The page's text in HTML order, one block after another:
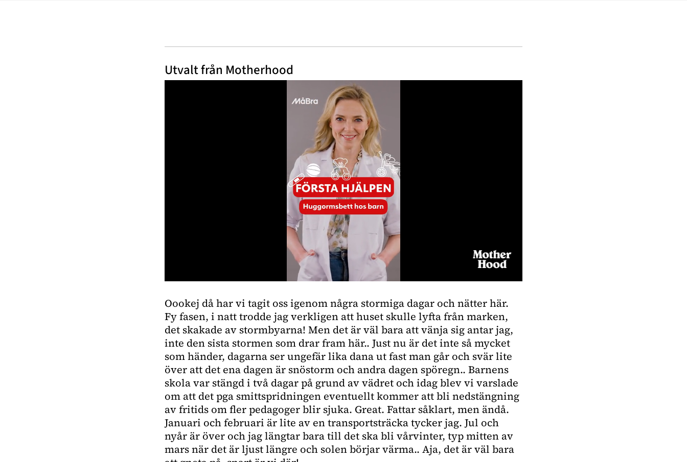
Utvalt från Motherhood
of
1
minute,
18
secondsVolume
0%
Oookej då har vi tagit oss igenom några stormiga dagar och nätter här.
Fy fasen, i natt trodde jag verkligen att huset skulle lyfta från marken,
det skakade av stormbyarna! Men det är väl bara att vänja sig antar jag,
inte den sista stormen som drar fram här.. Just nu är det inte så mycket
som händer, dagarna ser ungefär lika dana ut fast man går och svär lite
över att det ena dagen är snöstorm och andra dagen spöregn.. Barnens
skola var stängd i två dagar på grund av vädret och idag blev vi varslade
om att det pga smittspridningen eventuellt kommer att bli nedstängning
av fritids om fler pedagoger blir sjuka. Great. Fattar såklart, men ändå.
Januari och februari är lite av en transportsträcka tycker jag. Jul och
nyår är över och jag längtar bara till det ska bli vårvinter, typ mitten av
mars när det är ljust längre och solen börjar värma.. Aja, det är väl bara